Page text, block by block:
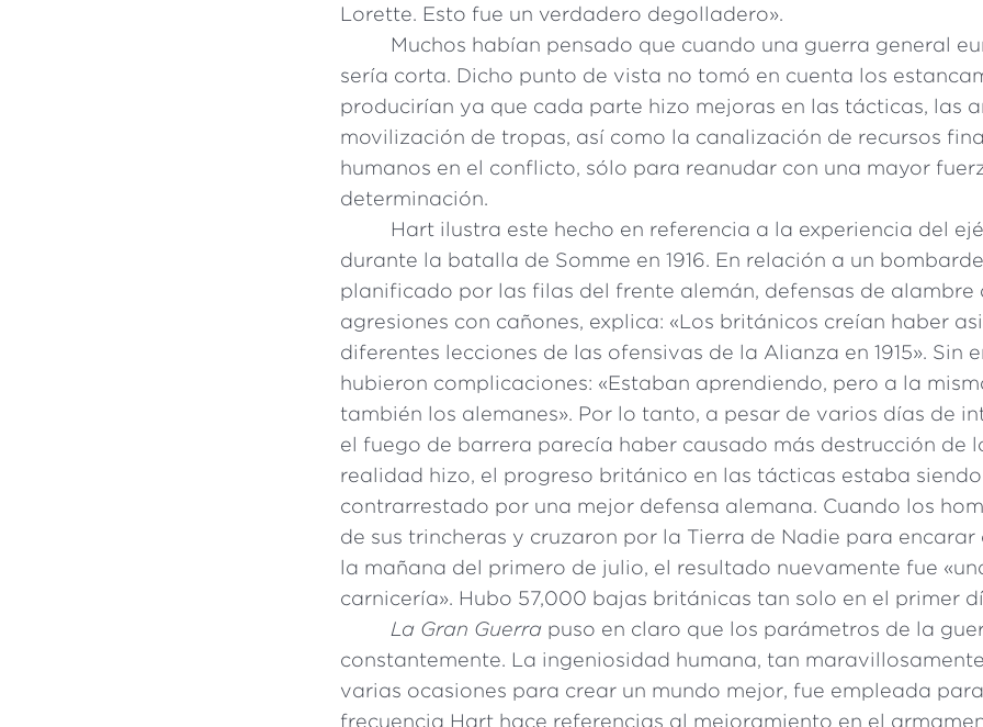
Lorette. Esto fue un verdadero degolladero».
Muchos habían pensado que cuando una guerra general
sería corta. Dicho punto de vista no tomó en cuenta los
producirían ya que cada parte hizo mejoras en las tácticas, las
movilización de tropas, así como la canalización de recursos
humanos en el conflicto, sólo para reanudar con una mayor
determinación.
Hart ilustra este hecho en referencia a la experiencia del
durante la batalla de Somme en 1916. En relación a un
planificado por las filas del frente alemán, defensas de alambre
agresiones con cañones, explica: «Los británicos creían haber
diferentes lecciones de las ofensivas de la Alianza en 1915». Sin
hubieron complicaciones: «Estaban aprendiendo, pero a la
también los alemanes». Por lo tanto, a pesar de varios días de
el fuego de barrera parecía haber causado más destrucción de
realidad hizo, el progreso británico en las tácticas estaba siendo
contrarrestado por una mejor defensa alemana. Cuando los
de sus trincheras y cruzaron por la Tierra de Nadie para encarar
la mañana del primero de julio, el resultado nuevamente fue
carnicería». Hubo 57,000 bajas británicas tan solo en el primer
La Gran Guerrapuso en claro que los parámetros de la
constantemente. La ingeniosidad humana, tan
varias ocasiones para crear un mundo mejor, fue empleada
frecuencia Hart hace referencias al mejoramiento en el